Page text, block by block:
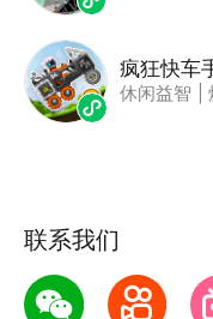
疯狂快车
休闲益智
联系我们